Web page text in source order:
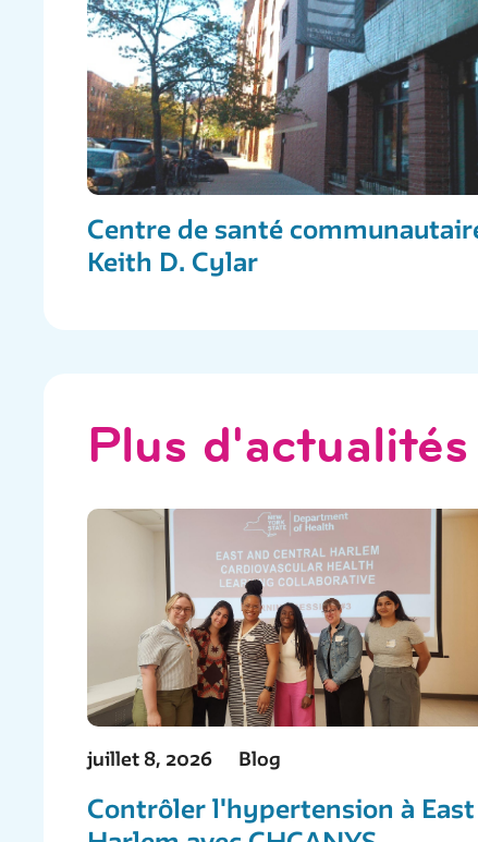
Centre de santé
Keith D. Cylar
Plus
juillet 8, 2026 Blog
Contrôler l'hypertension à East